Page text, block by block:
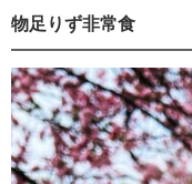
物足りず非常食